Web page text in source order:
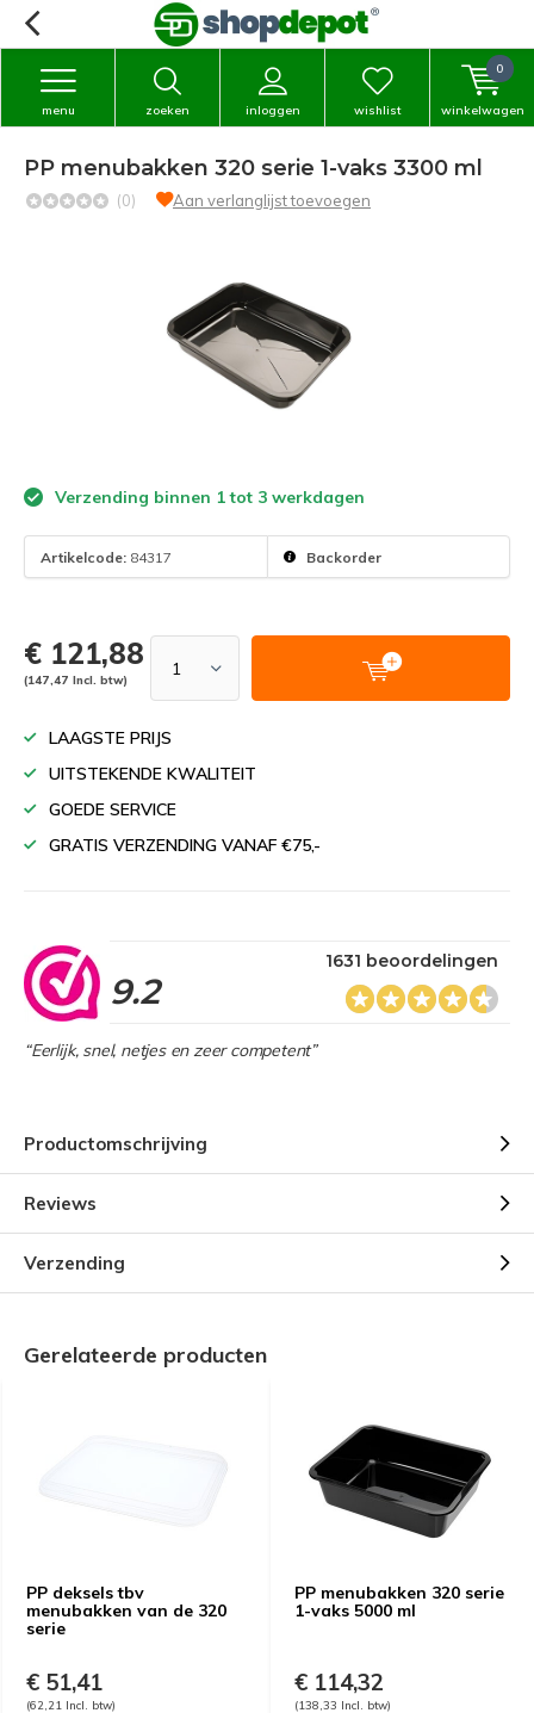
zoeken inloggen
menu wishlist winkelwagen
0
PP menubakken 320 serie 1-vaks 3300 ml
(0) Aan verlanglijst toevoegen
Verzending binnen 1 tot 3 werkdagen
Artikelcode: 84317 Backorder
€ 121,88
(147,47 Incl. btw)
LAAGSTE PRIJS
UITSTEKENDE KWALITEIT
GOEDE SERVICE
GRATIS VERZENDING VANAF €75,-
9.2
1631 beoordelingen
“Eerlijk, snel, netjes en zeer competent”
Productomschrijving
Reviews
Verzending
Gerelateerde producten
PP deksels tbv
menubakken van de 320
serie
€ 51,41
(62,21 Incl. btw)
PP menubakken 320 serie
1-vaks 5000 ml
€ 114,32
(138,33 Incl. btw)